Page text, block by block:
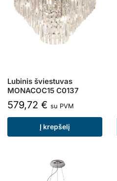
Lubinis šviestuvas
MONACOC15 C0137
579,72 € su PVM
Į krepšelį